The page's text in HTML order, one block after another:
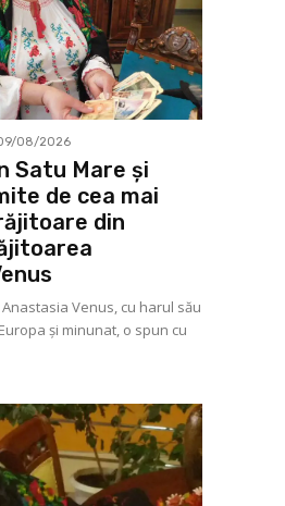
08/2026
Satu Mare și
de cea mai
din
Venus, cu harul său
şi minunat, o spun cu